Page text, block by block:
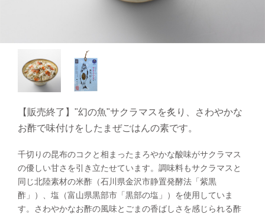
【販売終了】"幻の魚"サクラマスを炙り、さわやかな
お酢で味付けをしたまぜごはんの素です。
千切りの昆布のコクと相まったまろやかな酸味がサクラマス
の優しい甘さを引き立たせています。調味料もサクラマスと
同じ北陸素材の米酢（石川県金沢市静置発酵法「紫黒
酢」）、塩（富山県黒部市「黒部の塩」）を使用していま
す。さわやかなお酢の風味とごまの香ばしさを感じられる酢